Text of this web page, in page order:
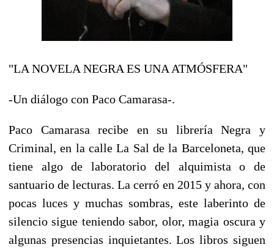
"LA NOVELA NEGRA ES UNA ATMÓSFERA"
-Un diálogo con Paco Camarasa-.
Paco Camarasa recibe en su librería Negra y
Criminal, en la calle La Sal de la Barceloneta, que
tiene algo de laboratorio del alquimista o de
santuario de lecturas. La cerró en 2015 y ahora, con
pocas luces y muchas sombras, este laberinto de
silencio sigue teniendo sabor, olor, magia oscura y
algunas presencias inquietantes. Los libros siguen